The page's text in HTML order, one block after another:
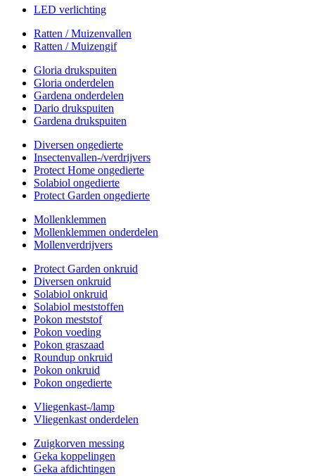
LED verlichting
Ratten / Muizenvallen
Ratten / Muizengif
Gloria drukspuiten
Gloria onderdelen
Gardena onderdelen
Dario drukspuiten
Gardena drukspuiten
Diversen ongedierte
Insectenvallen-/verdrijvers
Protect Home ongedierte
Solabiol ongedierte
Protect Garden ongedierte
Mollenklemmen
Mollenklemmen onderdelen
Mollenverdrijvers
Protect Garden onkruid
Diversen onkruid
Solabiol onkruid
Solabiol meststoffen
Pokon meststof
Pokon voeding
Pokon graszaad
Roundup onkruid
Pokon onkruid
Pokon ongedierte
Vliegenkast-/lamp
Vliegenkast onderdelen
Zuigkorven messing
Geka koppelingen
Geka afdichtingen